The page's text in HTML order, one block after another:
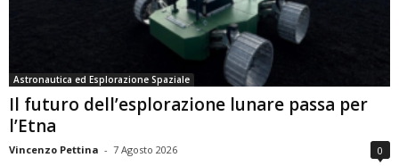
Astronautica ed Esplorazione Spaziale
Il futuro dell’esplorazione lunare passa per
l’Etna
Vincenzo Pettina - 7 Agosto 2026 0